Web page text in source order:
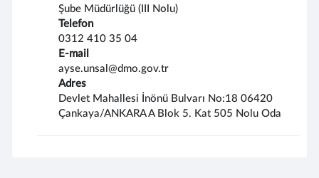
Şube Müdürlüğü (III Nolu)
Telefon
0312 410 35 04
E-mail
ayse.unsal@dmo.gov.tr
Adres
Devlet Mahallesi İnönü Bulvarı No:18 06420
Çankaya/ANKARA A Blok 5. Kat 505 Nolu Oda